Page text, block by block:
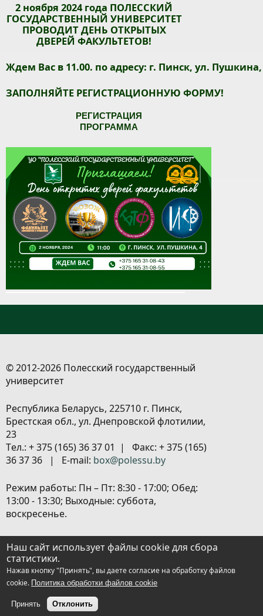
2 ноября 2024 года ПОЛЕССКИЙ
ГОСУДАРСТВЕННЫЙ УНИВЕРСИТЕТ
ПРОВОДИТ ДЕНЬ ОТКРЫТЫХ
ДВЕРЕЙ ФАКУЛЬТЕТОВ!
Ждем Вас в 11.00. по адресу: г. Пинск, ул. Пушкина,
ЗАПОЛНЯЙТЕ РЕГИСТРАЦИОННУЮ ФОРМУ!
РЕГИСТРАЦИЯ
ПРОГРАММА
© 2012-2026 Полесский государственный
университет
Республика Беларусь, 225710 г. Пинск,
Брестская обл., ул. Днепровской флотилии,
23
Tел.: + 375 (165) 36 37 01 | Факс: + 375 (165)
36 37 36 | E-mail: box@polessu.by
Режим работы: Пн – Пт: 8:30 - 17:00; Обед:
13:00 - 13:30; Выходные: суббота,
воскресенье.
Расположение объектов |
Политика
обработки персональных данных|
Настройка cookies
Наш сайт использует файлы cookie для сбора
статистики.
Нажав кнопку "Принять", вы даете согласие на обработку файлов
cookie. Политика обработки файлов cookie
Принять Отклонить